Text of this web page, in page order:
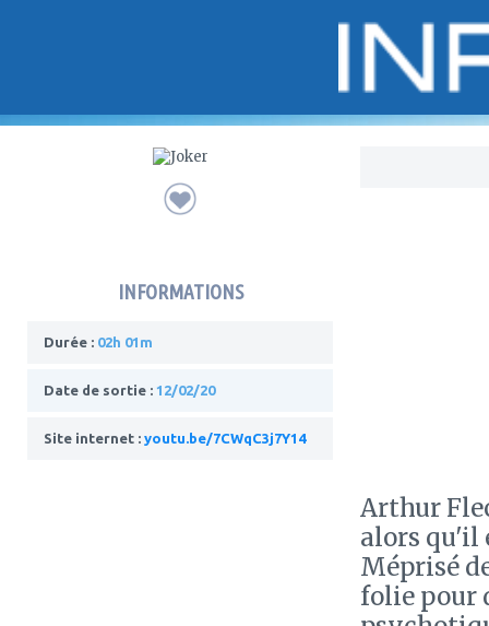
INFORMATIONS
Durée : 02h 01m
Date de sortie : 12/02/20
Site internet : youtu.be/7CWqC3j7Y14
Arthur
alors qu'il
Méprisé
folie pour